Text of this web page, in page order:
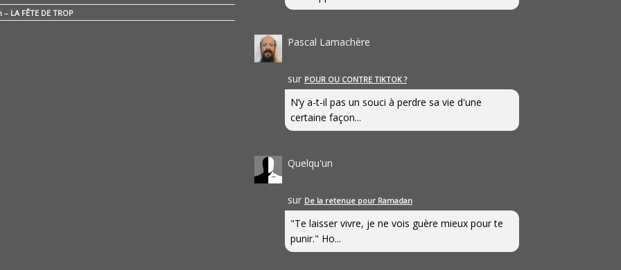
LA FÊTE DE TROP
Pascal Lamachère
sur POUR OU CONTRE TIKTOK ?
N’y a-t-il pas un souci à perdre sa vie d'une
certaine façon...
Quelqu'un
sur De la retenue pour Ramadan
"Te laisser vivre, je ne vois guère mieux pour te
punir." Ho...